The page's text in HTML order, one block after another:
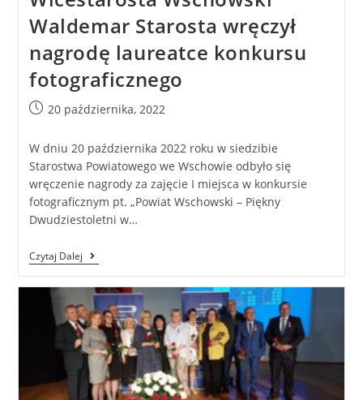
Waldemar Starosta wręczył
nagrodę laureatce konkursu
fotograficznego
20 października, 2022
W dniu 20 października 2022 roku w siedzibie
Starostwa Powiatowego we Wschowie odbyło się
wręczenie nagrody za zajęcie I miejsca w konkursie
fotograficznym pt. „Powiat Wschowski – Piękny
Dwudziestoletni w…
Czytaj Dalej